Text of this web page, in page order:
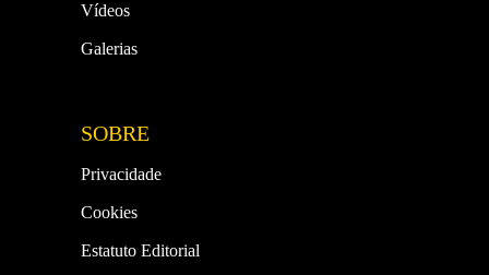
Vídeos
Galerias
SOBRE
Privacidade
Cookies
Estatuto Editorial